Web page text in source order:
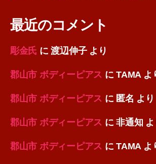
最近のコメント
彫金氏 に渡辺伸子より
郡山市 ボディーピアス にTAMAよ
郡山市 ボディーピアス に 匿名 より
郡山市 ボディーピアス に非通知 よ
郡山市 ボディーピアス にTAMAよ